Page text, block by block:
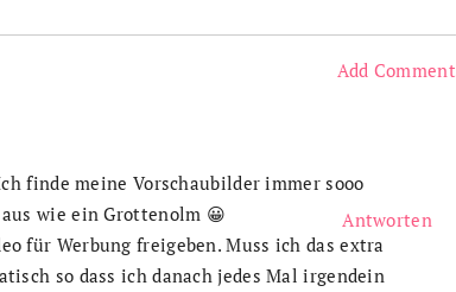
Add Comment
finde meine Vorschaubilder immer sooo
wie ein Grottenolm 😀
für Werbung freigeben. Muss ich das extra
so dass ich danach jedes Mal irgendein
Antworten